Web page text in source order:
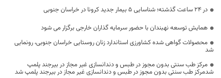
در 24 ساعت گذشته؛ شناسایی 5 بیمار جدید کرونا در خراسان جنوبی
همایش توسعه نهبندان با حضور سرمایه گذاران خارجی برگزار می شود
محصولات گواهی شده کشاورزی استاندارد زنان روستایی خراسان جنوبی، رونمایی
شد
مرکز طب سنتی بدون مجوز در طبس و دندانسازی غیر مجاز در بیرجند پلمپ
شدمرکز طب سنتی بدون مجوز در طبس و دندانسازی غیر مجاز در بیرجند پلمپ شد